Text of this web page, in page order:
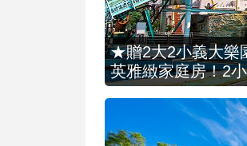
★贈2大2小義大樂
英雅緻家庭房！2